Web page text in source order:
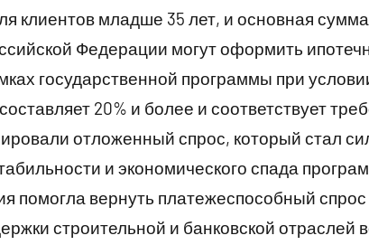
клиентов младше 35 лет, и основная
Федерации могут оформить
государственной программы при
20% и более и соответствует
отложенный спрос, который стал
и экономического спада
помогла вернуть платежеспособный
строительной и банковской отраслей